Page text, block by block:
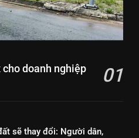
doanh nghiệp 01
sẽ thay đổi: Người dân,